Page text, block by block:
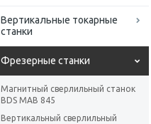
Вертикальные токарные
станки
Фрезерные станки
Магнитный сверлильный станок
BDS MAB 845
Вертикальный сверлильный